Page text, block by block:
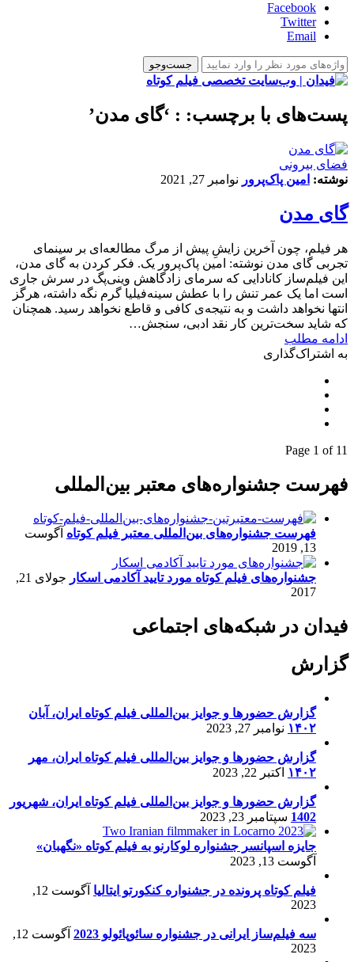
Facebook
Twitter
Email
پست‌های با برچسب: : ‘گای مدن’
فضای بیرونی
نوشته: امین پاک‌پرور نوامبر 27, 2021
گای مدن
هر فیلم، چون آخرین زایشِ پیش از مرگ مطالعه‌ای بر سینمای
تجربی گای مدن نوشته: امین پاک‌پرور یک. فکر کردن به گای مدن،
این فیلم‌ساز کانادایی که سرمای زادگاهش وینی‌پگ در سرش جاری
است اما یک عمر تنش را با عطش سینه‌فیلیا گرم نگه داشته، هرگز
انتها نخواهد داشت و به نتیجه‌ی کافی و قاطع نخواهد رسید. همچنان
که شاید سخت‌ترین کار نقد ادبی، سنجش…
ادامه مطلب
به اشتراک‌گذاری
Page 1 of 11
فهرست جشنواره‌های معتبر بین‌المللی
فهرست جشنواره‌های بین‌المللی معتبر فیلم کوتاه آگوست
13, 2019
جشنواره‌های فیلم کوتاه مورد تایید آکادمی اسکار
جولای 21,
2017
فیدان در شبکه‌های اجتماعی
گزارش
گزارش حضورها و جوایز بین‌المللی فیلم کوتاه ایران، آبان
۱۴۰۲ نوامبر 27, 2023
گزارش حضورها و جوایز بین‌المللی فیلم کوتاه ایران، مهر
۱۴۰۲ اکتبر 22, 2023
گزارش حضورها و جوایز بین‌المللی فیلم کوتاه ایران، شهریور
1402 سپتامبر 23, 2023
جایزه اسپانسر جشنواره لوکارنو به فیلم کوتاه «نگهبان»
آگوست 13, 2023
فیلم کوتاه پرونده در جشنواره کنکورتو ایتالیا
آگوست 12,
2023
سه فیلم‌ساز ایرانی در جشنواره سائوپائولو 2023
آگوست 12,
2023